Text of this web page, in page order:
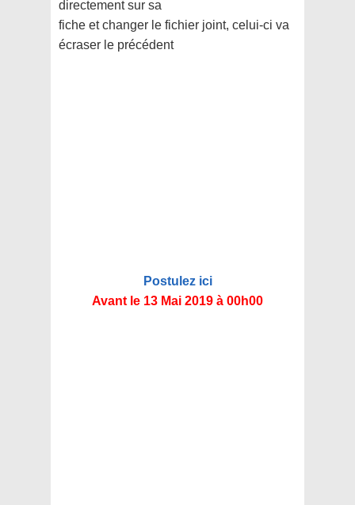
directement sur sa
fiche et changer le fichier joint, celui-ci va
écraser le précédent
Postulez ici
Avant le 13 Mai 2019 à 00h00